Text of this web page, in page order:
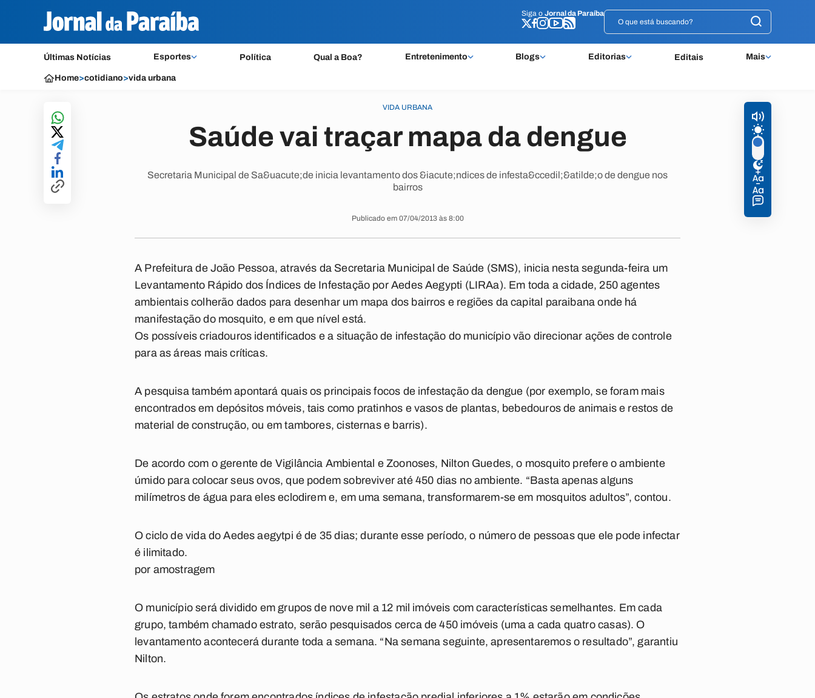
Siga o Jornal da Paraíba
Últimas Notícias Esportes Política Qual a Boa? Entretenimento Blogs Editorias Editais Mais
Siga o Jornal da Paraíba
Home>cotidiano>vida urbana
VIDA URBANA
Saúde vai traçar mapa da dengue
Secretaria Municipal de Sa&uacute;de inicia levantamento dos &iacute;ndices de infesta&ccedil;&atilde;o de dengue nos
bairros
Publicado em 07/04/2013 às 8:00
A Prefeitura de João Pessoa, através da Secretaria Municipal de Saúde (SMS), inicia nesta segunda-feira um
Levantamento Rápido dos Índices de Infestação por Aedes Aegypti (LIRAa). Em toda a cidade, 250 agentes
ambientais colherão dados para desenhar um mapa dos bairros e regiões da capital paraibana onde há
manifestação do mosquito, e em que nível está.
Os possíveis criadouros identificados e a situação de infestação do município vão direcionar ações de controle
para as áreas mais críticas.
A pesquisa também apontará quais os principais focos de infestação da dengue (por exemplo, se foram mais
encontrados em depósitos móveis, tais como pratinhos e vasos de plantas, bebedouros de animais e restos de
material de construção, ou em tambores, cisternas e barris).
De acordo com o gerente de Vigilância Ambiental e Zoonoses, Nilton Guedes, o mosquito prefere o ambiente
úmido para colocar seus ovos, que podem sobreviver até 450 dias no ambiente. “Basta apenas alguns
milímetros de água para eles eclodirem e, em uma semana, transformarem-se em mosquitos adultos”, contou.
O ciclo de vida do Aedes aegytpi é de 35 dias; durante esse período, o número de pessoas que ele pode infectar
é ilimitado.
por amostragem
O município será dividido em grupos de nove mil a 12 mil imóveis com características semelhantes. Em cada
grupo, também chamado estrato, serão pesquisados cerca de 450 imóveis (uma a cada quatro casas). O
levantamento acontecerá durante toda a semana. “Na semana seguinte, apresentaremos o resultado”, garantiu
Nilton.